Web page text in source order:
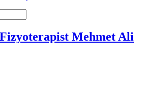
Fizyoterapist Mehmet Ali